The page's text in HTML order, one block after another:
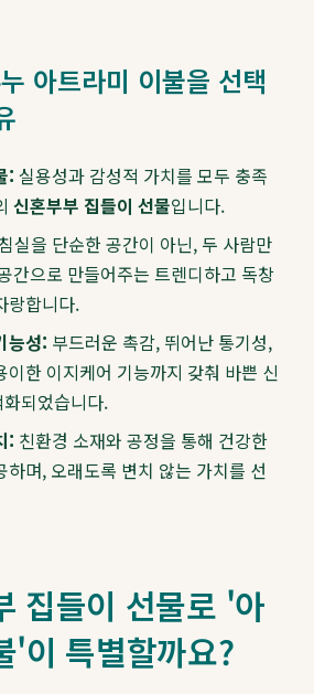
아트라미 이불을 선택
: 실용성과 감성적 가치를 모두 충족
신혼부부 집들이 선물입니다.
침실을 단순한 공간이 아닌, 두 사람만
간으로 만들어주는 트렌디하고 독창
랑합니다.
능성: 부드러운 촉감, 뛰어난 통기성,
이한 이지케어 기능까지 갖춰 바쁜 신
되었습니다.
: 친환경 소재와 공정을 통해 건강한
하며, 오래도록 변치 않는 가치를 선
집들이 선물로 '아
'이 특별할까요?